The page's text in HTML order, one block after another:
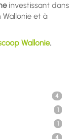
investissant dans
Wallonie et à
Wallonie.
4
1
1
4